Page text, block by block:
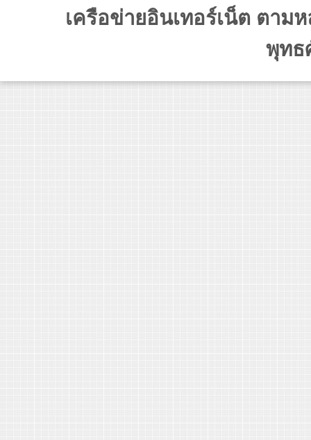
เครือข่ายอินเทอร์เน็ต ตา
พุท